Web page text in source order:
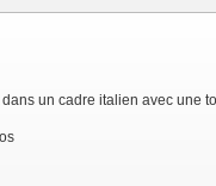
un cadre italien avec une